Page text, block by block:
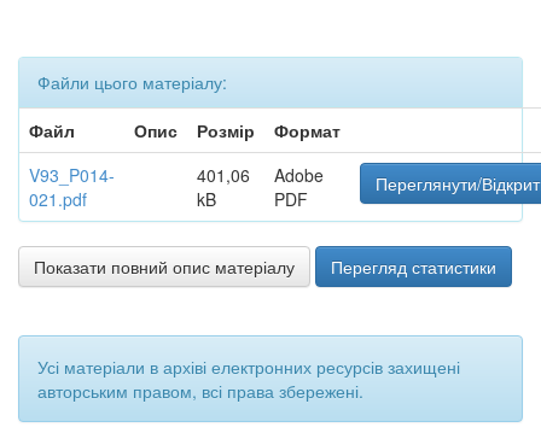
Файли цього матеріалу:
Файл
Опис Розмір
Формат
V93_P014-
021.pdf
401,06
kB
Adobe
PDF
Переглянути/
Показати повний опис матеріалу Перегляд статистики
Усі матеріали в архіві електронних ресурсів захищені
авторським правом, всі права збережені.